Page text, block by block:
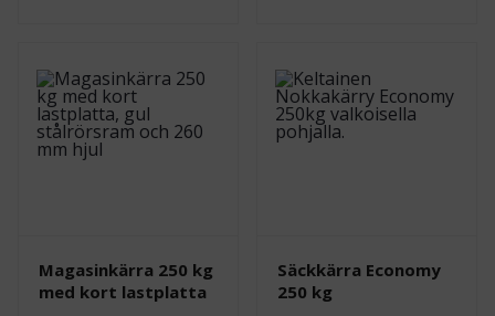
Magasinkärra 250 kg
med kort lastplatta
Säckkärra Economy
250 kg